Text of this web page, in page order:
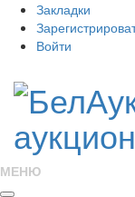
Закладки
Войти
МЕНЮ